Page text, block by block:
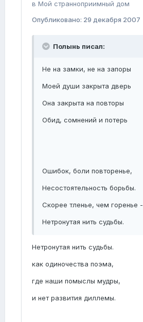
в Мой странноприимный дом
Опубликовано: 29 декабря 2007
Полынь писал:
Не на замки, не на запоры
Моей души закрыта дверь
Она закрыта на повторы
Обид, сомнений и потерь
Ошибок, боли повторенье,
Несостоятельность борьбы.
Скорее тленье, чем горенье -
Нетронутая нить судьбы.
Нетронутая нить судьбы.
как одиночества поэма,
где наши помыслы мудры,
и нет развития диллемы.